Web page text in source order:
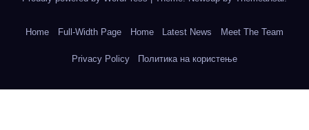
Home Full-Width Page Home Latest News Meet The Team
Privacy Policy Политика на користење